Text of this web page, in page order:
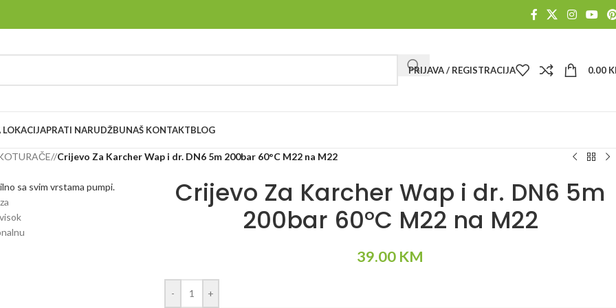
PRIJAVA / REGISTRACIJA 0.00
LOKACIJAPRATI NARUDŽBUNAŠ KONTAKTBLOG
/ Crijevo Za Karcher Wap i dr. DN6 5m 200bar 60°C M22 na M22
Crijevo Za Karcher Wap i dr. DN6 5m
200bar 60°C M22 na M22
39.00 KM
- +